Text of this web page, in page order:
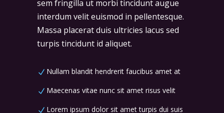
sem fringilla ut morbi tincidunt augue
interdum velit euismod in pellentesque.
Massa placerat duis ultricies lacus sed
turpis tincidunt id aliquet.
Nullam blandit hendrerit faucibus amet at
Maecenas vitae nunc sit amet risus velit
Lorem ipsum dolor sit amet turpis dui suis